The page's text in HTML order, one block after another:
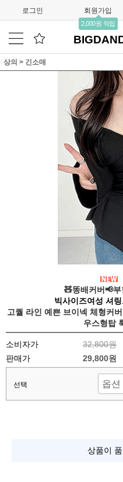
로그인 회원가입
2,000원 적립
상의 > 긴소매
🧸똥배커버📢
빅사이즈여성 셔
고퀄 라인 예쁜 브이넥 체형커
우스형탑
소비자가
32,800원
판매가
29,800원
선택
상품이